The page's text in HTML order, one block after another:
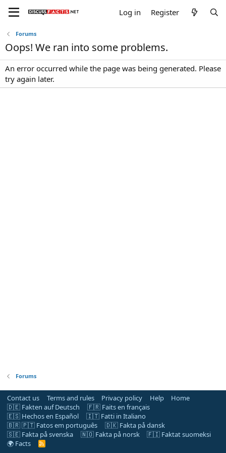
Log in Register
Forums
Oops! We ran into some problems.
An error occurred while the page was being generated. Please
try again later.
Forums
Contact us Terms and rules Privacy policy Help
Home
🇩🇪 Fakten auf Deutsch
🇫🇷 Faits en français
🇪🇸 Hechos en Español
🇮🇹 Fatti in Italiano
🇧🇷 🇵🇹 Fatos em português
🇩🇰 Fakta på dansk
🇸🇪 Fakta på svenska
🇳🇴 Fakta på norsk
🇫🇮 Faktat suomeksi
🌍 Facts
R